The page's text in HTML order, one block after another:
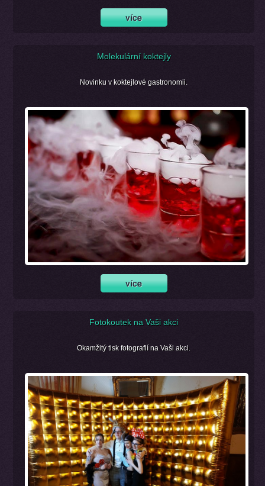
Molekulární koktejly
Novinku v koktejlové gastronomii.
Fotokoutek na Vaši akci
Okamžitý tisk fotografií na Vaši akci.